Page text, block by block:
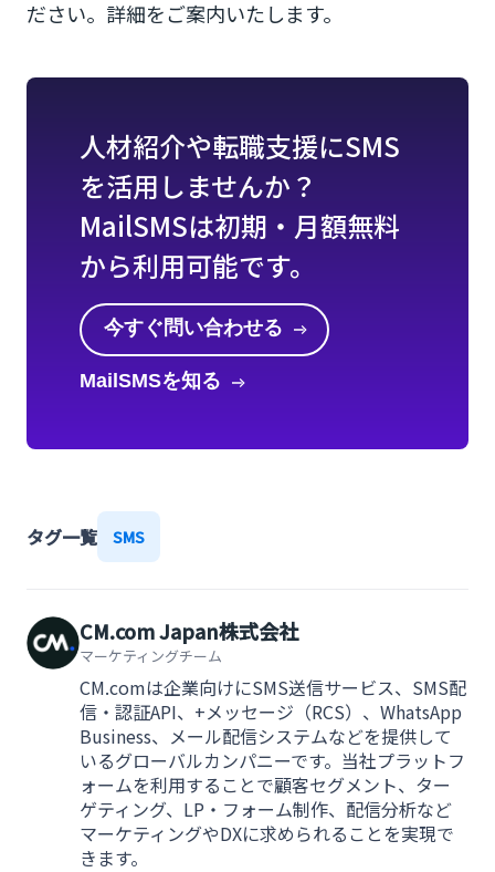
ださい。詳細をご案内いたします。
人材紹介や転職支援にSMS
を活用しませんか？
MailSMSは初期・月額無料
から利用可能です。
今すぐ問い合わせる
MailSMSを知る
タグ一覧 SMS
CM.com Japan株式会社
マーケティングチーム
CM.comは企業向けにSMS送信サービス、SMS配
信・認証API、+メッセージ（RCS）、WhatsApp
Business、メール配信システムなどを提供して
いるグローバルカンパニーです。当社プラットフ
ォームを利用することで顧客セグメント、ター
ゲティング、LP・フォーム制作、配信分析など
マーケティングやDXに求められることを実現で
きます。